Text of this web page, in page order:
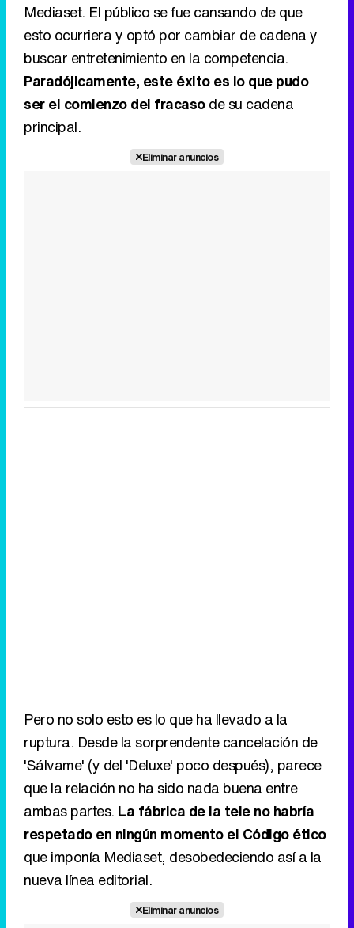
Mediaset. El público se fue cansando de que
esto ocurriera y optó por cambiar de cadena y
buscar entretenimiento en la competencia.
Paradójicamente, este éxito es lo que pudo
ser el comienzo del fracasode su cadena
principal.
Eliminar anuncios
Pero no solo esto es lo que ha llevado a la
ruptura. Desde la sorprendente cancelación de
'Sálvame' (y del 'Deluxe' poco después), parece
que la relación no ha sido nada buena entre
ambas partes. La fábrica de la tele no habría
respetado en ningún momento el Código ético
que imponía Mediaset, desobedeciendo así a la
nueva línea editorial.
Eliminar anuncios